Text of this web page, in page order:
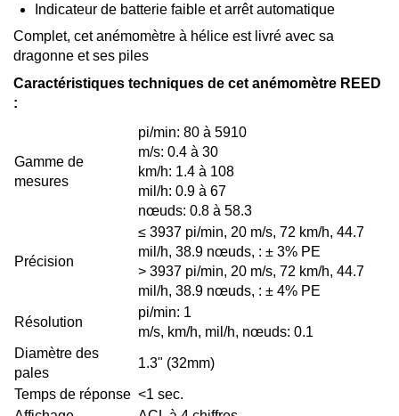
Indicateur de batterie faible et arrêt automatique
Complet, cet anémomètre à hélice est livré avec sa
dragonne et ses piles
Caractéristiques techniques de cet anémomètre REED
:
Gamme de
mesures
pi/min: 80 à 5910
m/s: 0.4 à 30
km/h: 1.4 à 108
mil/h: 0.9 à 67
nœuds: 0.8 à 58.3
Précision
≤ 3937 pi/min, 20 m/s, 72 km/h, 44.7
mil/h, 38.9 nœuds, : ± 3% PE
> 3937 pi/min, 20 m/s, 72 km/h, 44.7
mil/h, 38.9 nœuds, : ± 4% PE
Résolution
pi/min: 1
m/s, km/h, mil/h, nœuds: 0.1
Diamètre des
pales
1.3" (32mm)
Temps de réponse <1 sec.